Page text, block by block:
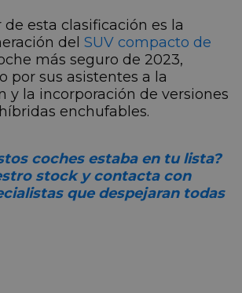
de esta clasificación es la
del SUV compacto de
más seguro de 2023,
por sus asistentes a la
y la incorporación de versiones
enchufables.
coches estaba en tu lista?
stock y contacta con
que despejaran todas